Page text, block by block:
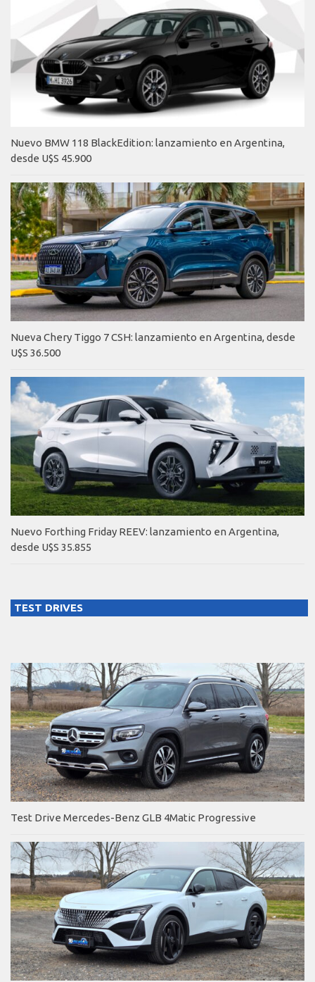
Nuevo BMW 118 BlackEdition: lanzamiento en Argentina,
desde U$S 45.900
Nueva Chery Tiggo 7 CSH: lanzamiento en Argentina, desde
U$S 36.500
Nuevo Forthing Friday REEV: lanzamiento en Argentina,
desde U$S 35.855
TEST DRIVES
Test Drive Mercedes-Benz GLB 4Matic Progressive